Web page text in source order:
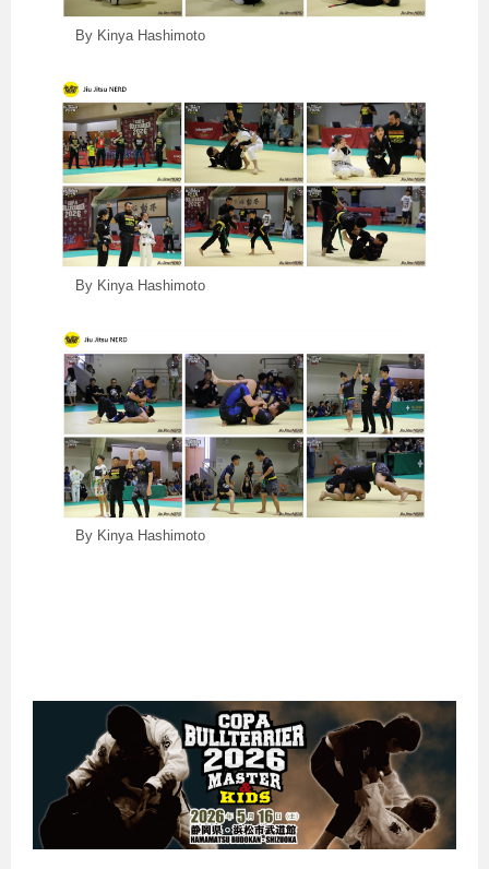
By Kinya Hashimoto
By Kinya Hashimoto
By Kinya Hashimoto